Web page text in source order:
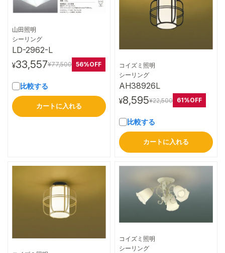
山田照明
シーリング
LD-2962-L
¥33,557¥77,500 56%OFF
比較する
カートに入れる
コイズミ照明
シーリング
AH38926L
¥8,595¥22,500 61%OFF
比較する
カートに入れる
コイズミ照明
シーリング